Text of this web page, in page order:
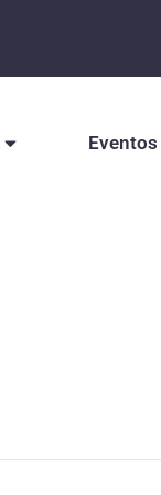
Eventos